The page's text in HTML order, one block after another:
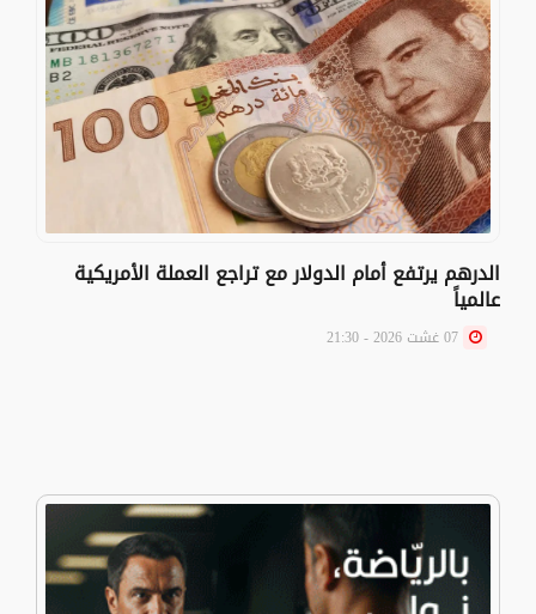
الدرهم يرتفع أمام الدولار مع تراجع العملة الأمريكية
عالمياً